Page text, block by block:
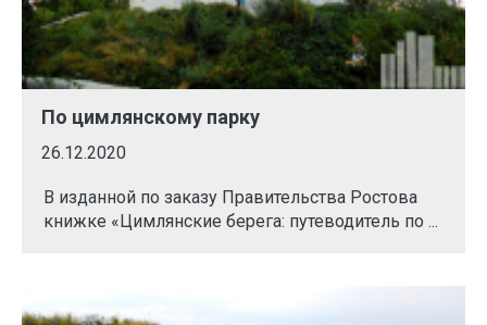
По цимлянскому парку
26.12.2020
В изданной по заказу Правительства Ростова
книжке «Цимлянские берега: путеводитель по ...